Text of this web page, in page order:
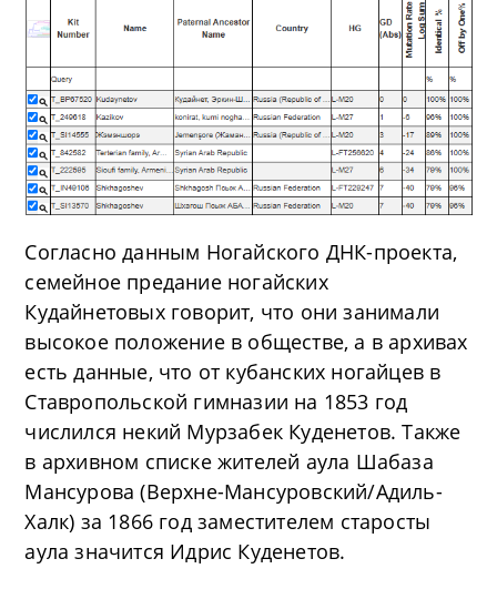
Согласно данным Ногайского ДНК-проекта,
семейное предание ногайских
Кудайнетовых говорит, что они занимали
высокое положение в обществе, а в архивах
есть данные, что от кубанских ногайцев в
Ставропольской гимназии на 1853 год
числился некий Мурзабек Куденетов. Также
в архивном списке жителей аула Шабаза
Мансурова (Верхне-Мансуровский/Адиль-
Халк) за 1866 год заместителем старосты
аула значится Идрис Куденетов.